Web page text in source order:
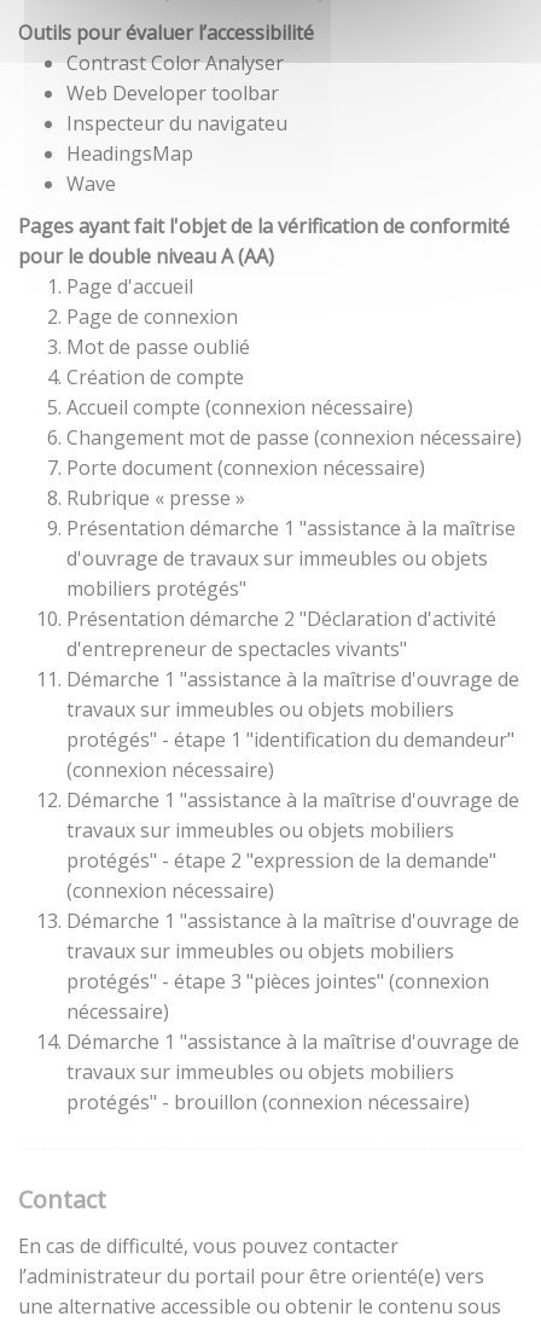
Outils pour évaluer l’accessibilité
Contrast Color Analyser
Web Developer toolbar
Inspecteur du navigateu
HeadingsMap
Wave
Pages ayant fait l'objet de la vérification de conformité
pour le double niveau A (AA)
Page d'accueil
Page de connexion
Mot de passe oublié
Création de compte
Accueil compte (connexion nécessaire)
Changement mot de passe (connexion nécessaire)
Porte document (connexion nécessaire)
Rubrique « presse »
Présentation démarche 1 "assistance à la maîtrise
d'ouvrage de travaux sur immeubles ou objets
mobiliers protégés"
Présentation démarche 2 "Déclaration d'activité
d'entrepreneur de spectacles vivants"
Démarche 1 "assistance à la maîtrise d'ouvrage de
travaux sur immeubles ou objets mobiliers
protégés" - étape 1 "identification du demandeur"
(connexion nécessaire)
Démarche 1 "assistance à la maîtrise d'ouvrage de
travaux sur immeubles ou objets mobiliers
protégés" - étape 2 "expression de la demande"
(connexion nécessaire)
Démarche 1 "assistance à la maîtrise d'ouvrage de
travaux sur immeubles ou objets mobiliers
protégés" - étape 3 "pièces jointes" (connexion
nécessaire)
Démarche 1 "assistance à la maîtrise d'ouvrage de
travaux sur immeubles ou objets mobiliers
protégés" - brouillon (connexion nécessaire)
Contact
En cas de difficulté, vous pouvez contacter
l’administrateur du portail pour être orienté(e) vers
une alternative accessible ou obtenir le contenu sous